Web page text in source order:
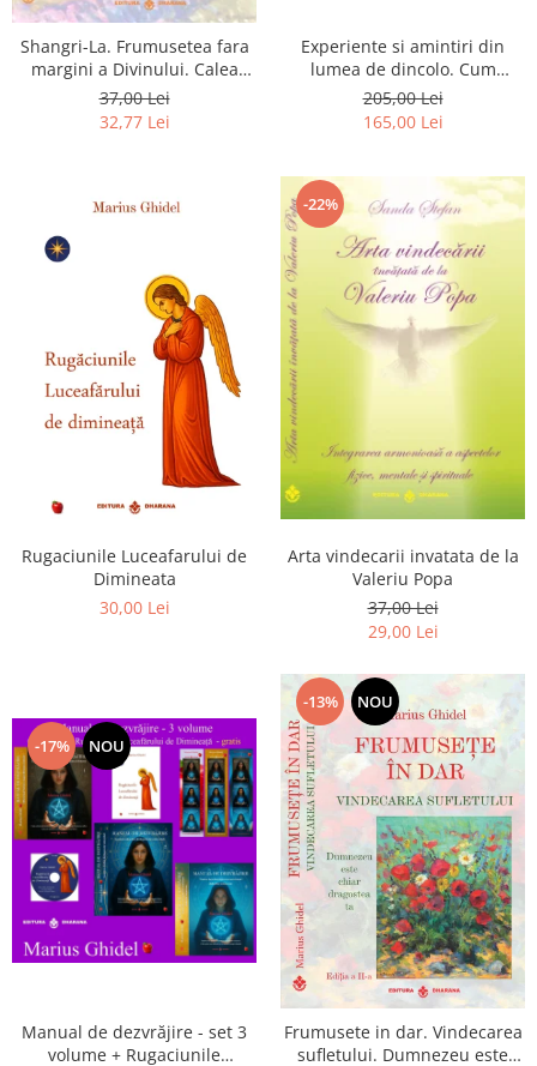
Shangri-La. Frumusetea fara
margini a Divinului. Calea
catre fericire
37,00 Lei
32,77 Lei
Experiente si amintiri din
lumea de dincolo. Cum
obtinem puteri
extrasenzoriale - cu exercitii
205,00 Lei
165,00 Lei
Rugaciunile Luceafarului de
Dimineata
30,00 Lei
-22%
Arta vindecarii invatata de la
Valeriu Popa
37,00 Lei
29,00 Lei
-17% NOU
Manual de dezvrăjire - set 3
volume + Rugaciunile
-13% NOU
Frumusete in dar. Vindecarea
sufletului. Dumnezeu este